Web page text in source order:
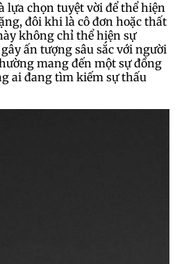
lựa chọn tuyệt vời để thể hiện
đôi khi là cô đơn hoặc thất
không chỉ thể hiện sự
ấn tượng sâu sắc với người
mang đến một sự đồng
ai đang tìm kiếm sự thấu